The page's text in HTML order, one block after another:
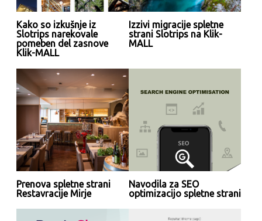
Kako so izkušnje iz
Slotrips narekovale
pomeben del zasnove
Klik-MALL
Izzivi migracije spletne
strani Slotrips na Klik-
MALL
Prenova spletne strani
Restavracije Mirje
Navodila za SEO
optimizacijo spletne strani